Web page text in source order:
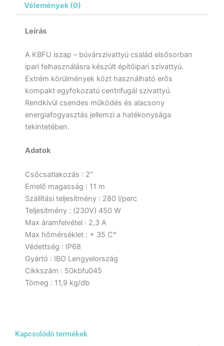
Vélemények (0)
Leírás
A KBFU iszap – búvárszivattyú család elsősorban
ipari felhasználásra készült építőipari szivattyú.
Extrém körülmények közt használható erős
kompakt egyfokozatú centrifugál szivattyú.
Rendkívül csendes működés és alacsony
energiafogyasztás jellemzi a hatékonysága
tekintetében.
Adatok
Csőcsatlakozás : 2″
Emelő magasság : 11 m
Szállítási teljesítmény : 280 l/perc
Teljesítmény : (230V) 450 W
Max áramfelvétel : 2,3 A
Max hőmérséklet : + 35 C°
Védettség : IP68
Gyártó : IBO Lengyelország
Cikkszám : 50kbfu045
Tömeg : 11,9 kg/db
Kapcsolódó termékek